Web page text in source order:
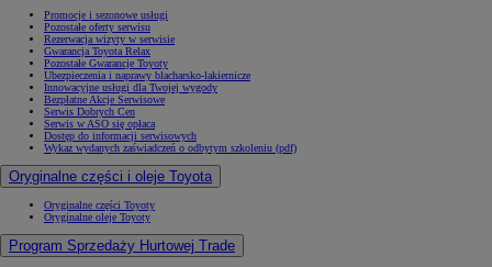
Promocje i sezonowe usługi
Pozostałe oferty serwisu
Rezerwacja wizyty w serwisie
Gwarancja Toyota Relax
Pozostałe Gwarancje Toyoty
Ubezpieczenia i naprawy blacharsko-lakiernicze
Innowacyjne usługi dla Twojej wygody
Bezpłatne Akcje Serwisowe
Serwis Dobrych Cen
Serwis w ASO się opłaca
Dostęp do informacji serwisowych
Wykaz wydanych zaświadczeń o odbytym szkoleniu (pdf)
Oryginalne części i oleje Toyota
Oryginalne części Toyoty
Oryginalne oleje Toyoty
Program Sprzedaży Hurtowej Trade